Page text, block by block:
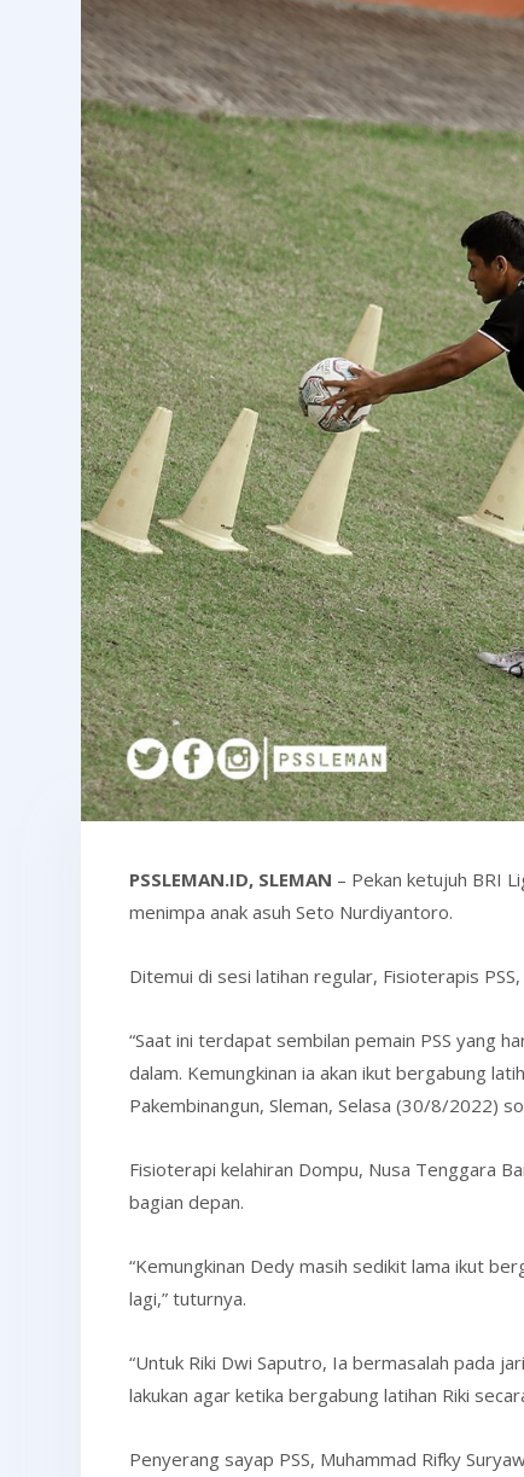
PSSLEMAN.ID, SLEMAN – Pekan ketujuh BRI
menimpa anak asuh Seto Nurdiyantoro.
Ditemui di sesi latihan regular, Fisioterapis
“Saat ini terdapat sembilan pemain PSS yang
dalam. Kemungkinan ia akan ikut bergabung
Pakembinangun, Sleman, Selasa (30/8/2022)
Fisioterapi kelahiran Dompu, Nusa Tenggara
bagian depan.
“Kemungkinan Dedy masih sedikit lama ikut
lagi,” tuturnya.
“Untuk Riki Dwi Saputro, Ia bermasalah pada
lakukan agar ketika bergabung latihan Riki
Penyerang sayap PSS, Muhammad Rifky